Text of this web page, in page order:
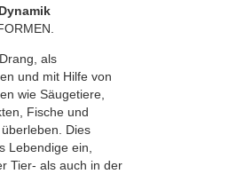
als
und mit Hilfe von
wie Säugetiere,
Fische und
Dies
Lebendige ein,
Tier- als auch in der